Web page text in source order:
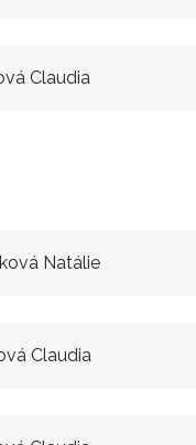
Claudia
Natálie
Claudia